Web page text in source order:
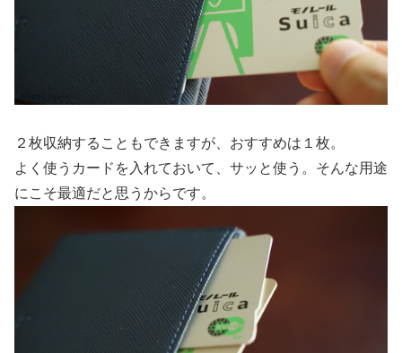
２枚収納することもできますが、おすすめは１枚。
よく使うカードを入れておいて、サッと使う。そんな用途
にこそ最適だと思うからです。